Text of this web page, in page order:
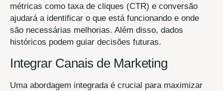
métricas como taxa de cliques (CTR) e conversão
ajudará a identificar o que está funcionando e onde
são necessárias melhorias. Além disso, dados
históricos podem guiar decisões futuras.
Integrar Canais de Marketing
Uma abordagem integrada é crucial para maximizar